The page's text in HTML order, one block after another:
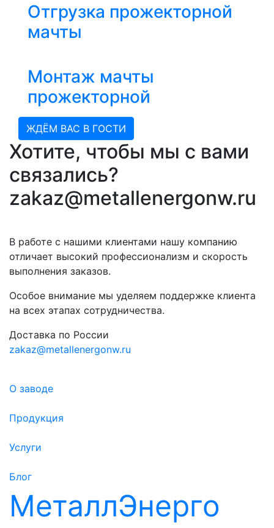
Отгрузка прожекторной
мачты
Монтаж мачты
прожекторной
ЖДЁМ ВАС В ГОСТИ
Хотите, чтобы мы с вами
связались?
zakaz@metallenergonw.ru
В работе с нашими клиентами нашу компанию
отличает высокий профессионализм и скорость
выполнения заказов.
Особое внимание мы уделяем поддержке клиента
на всех этапах сотрудничества.
Доставка по России
zakaz@metallenergonw.ru
О заводе
Продукция
Услуги
Блог
МеталлЭнерго